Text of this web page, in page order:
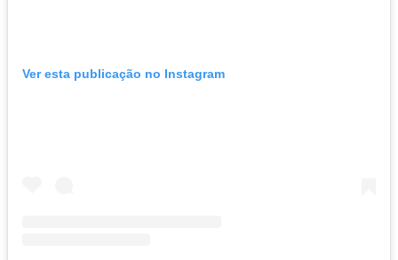
Ver esta publicação no Instagram